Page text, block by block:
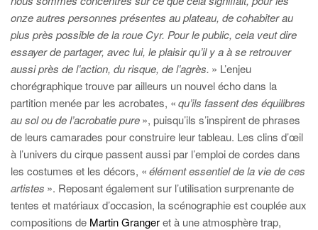
onze autres personnes présentes au plateau, de cohabiter au
plus près possible de la roue Cyr. Pour le public, cela veut dire
essayer de partager, avec lui, le plaisir qu’il y a à se retrouver
aussi près de l’action, du risque, de l’agrès. » L’enjeu
chorégraphique trouve par ailleurs un nouvel écho dans la
partition menée par les acrobates, «qu’ils fassent des équilibres
au sol ou de l’acrobatie pure», puisqu’ils s’inspirent de phrases
de leurs camarades pour construire leur tableau. Les clins d’œil
à l’univers du cirque passent aussi par l’emploi de cordes dans
les costumes et les décors, «élément essentiel de la vie de ces
artistes ». Reposant également sur l’utilisation surprenante de
tentes et matériaux d’occasion, la scénographie est couplée aux
compositions de Martin Grangeret à une atmosphère trap,